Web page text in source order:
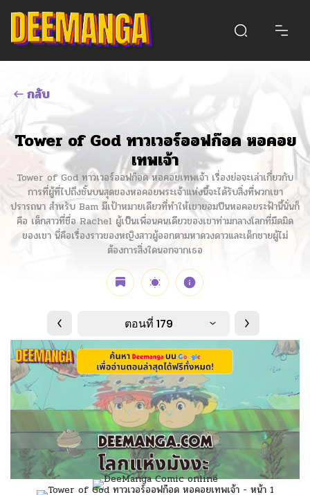
กลับ
Tower of God ทาวเวอร์ออฟก๊อด หอคอย
เทพเจ้า
Tower of God ทาวเวอร์ออฟก๊อด หอคอยเทพเจ้า เรื่องย่อจะเล่าเกี่ยวกับ
การที่ผู้ที่ไปถึงชั้นบนสุดของหอคอยพระเจ้าแห่งนี้จะได้รับสิ่งที่พวกเขา
ปรารถนา สำหรับ Bam มีเป้าหมายเดียวที่ทำให้เขายอมปีนหอคอยระฟ้านี้นั่นก็
คือ เด็กสาวที่ชื่อ Rachel ผู้เป็นเพื่อนคนเดียวของเขาท่ามกลางโลกที่มืดมิด
ของเขา นี่คือเรื่องราวของหญิงสาวผู้ออกตามหาดวงดาวและเด็กชายผู้ไม่
ต้องการสิ่งใดนอกจากเธอ
ตอนที่ 179